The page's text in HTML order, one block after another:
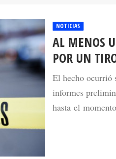
NOTICIAS
AL MENOS
POR UN
El hecho ocurrió
informes
hasta el